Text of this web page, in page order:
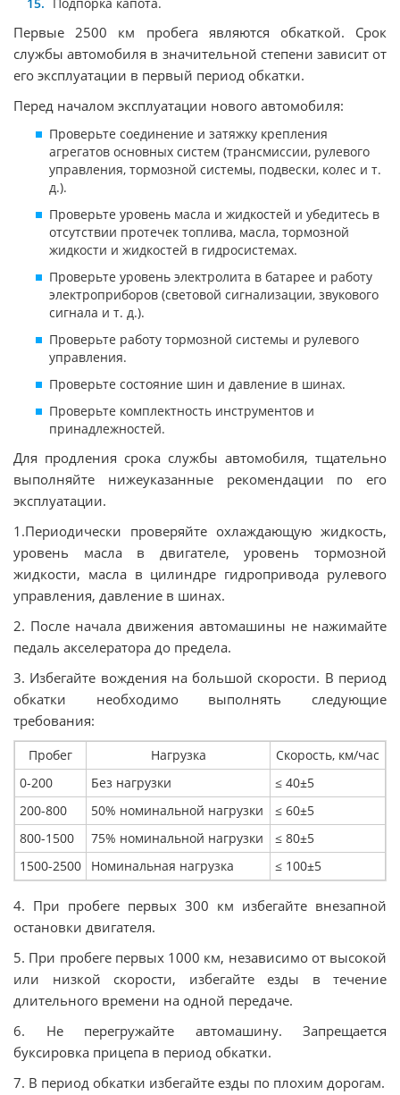
Первые 2500 км пробега являются обкаткой. Срок
службы автомобиля в значительной степени зависит от
его эксплуатации в первый период обкатки.
Перед началом эксплуатации нового автомобиля:
Проверьте соединение и затяжку крепления
агрегатов основных систем (трансмиссии, рулевого
управления, тормозной системы, подвески, колес и т.
д.).
Проверьте уровень масла и жидкостей и убедитесь в
отсутствии протечек топлива, масла, тормозной
жидкости и жидкостей в гидросистемах.
Проверьте уровень электролита в батарее и работу
электроприборов (световой сигнализации, звукового
сигнала и т. д.).
Проверьте работу тормозной системы и рулевого
управления.
Проверьте состояние шин и давление в шинах.
Проверьте комплектность инструментов и
принадлежностей.
Для продления срока службы автомобиля, тщательно
выполняйте нижеуказанные рекомендации по его
эксплуатации.
1.Периодически проверяйте охлаждающую жидкость,
уровень масла в двигателе, уровень тормозной
жидкости, масла в цилиндре гидропривода рулевого
управления, давление в шинах.
2. После начала движения автомашины не нажимайте
педаль акселератора до предела.
3. Избегайте вождения на большой скорости. В период
обкатки необходимо выполнять следующие
требования:
Пробег Нагрузка
Скорость, км/час
0-200
Без нагрузки
≤ 40±5
200-800
50% номинальной нагрузки
≤ 60±5
800-1500
75% номинальной нагрузки
≤ 80±5
1500-2500
Номинальная нагрузка ≤ 100±5
4. При пробеге первых 300 км избегайте внезапной
остановки двигателя.
5. При пробеге первых 1000 км, независимо от высокой
или низкой скорости, избегайте езды в течение
длительного времени на одной передаче.
6. Не перегружайте автомашину. Запрещается
буксировка прицепа в период обкатки.
7. В период обкатки избегайте езды по плохим дорогам.